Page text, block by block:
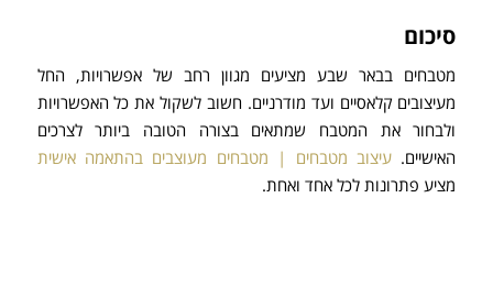
סיכום
מטבחים בבאר שבע מציעים מגוון רחב של אפשרויות, החל
מעיצובים קלאסיים ועד מודרניים. חשוב לשקול את כל האפשרויות
ולבחור את המטבח שמתאים בצורה הטובה ביותר לצרכים
האישיים. עיצוב מטבחים | מטבחים מעוצבים בהתאמה אישית
מציע פתרונות לכל אחד ואחת.